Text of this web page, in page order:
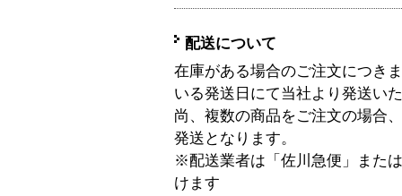
配送について
在庫がある場合のご注文につき
いる発送日にて当社より発送い
尚、複数の商品をご注文の場合
発送となります。
※配送業者は「佐川急便」また
けます